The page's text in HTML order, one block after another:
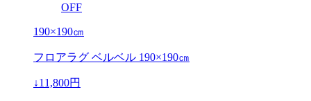
OFF
190×190㎝
フロアラグ ベルベル 190×190㎝
↓11,800円